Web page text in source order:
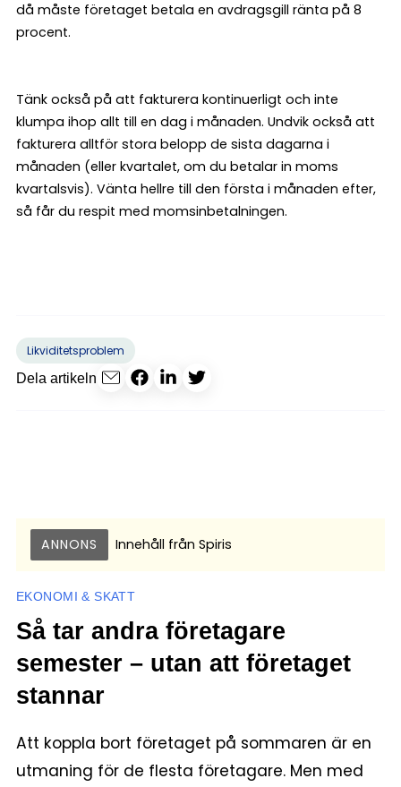
då måste företaget betala en avdragsgill ränta på 8
procent.
Tänk också på att fakturera kontinuerligt och inte
klumpa ihop allt till en dag i månaden. Undvik också att
fakturera alltför stora belopp de sista dagarna i
månaden (eller kvartalet, om du betalar in moms
kvartalsvis). Vänta hellre till den första i månaden efter,
så får du respit med momsinbetalningen.
Likviditetsproblem
Dela artikeln
ANNONS Innehåll från Spiris
EKONOMI & SKATT
Så tar andra företagare
semester – utan att företaget
stannar
Att koppla bort företaget på sommaren är en
utmaning för de flesta företagare. Men med